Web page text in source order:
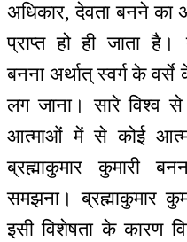
अधिकार, देवता बनने का
प्राप्त हो ही जाता है।
बनना अर्थात् स्वर्ग के
लग जाना। सारे विश्व से
आत्माओं में से कोई
ब्रह्माकुमार कुमारी
समझना। ब्रह्माकुमार
इसी विशेषता के कारण